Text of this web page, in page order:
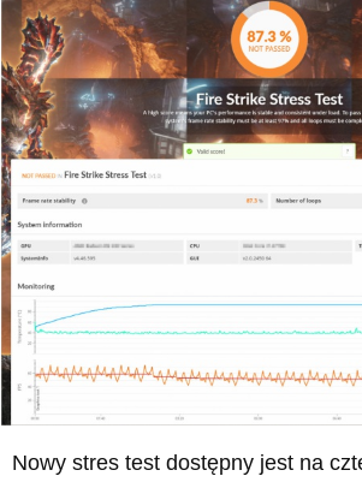
Nowy stres test dostępny jest na